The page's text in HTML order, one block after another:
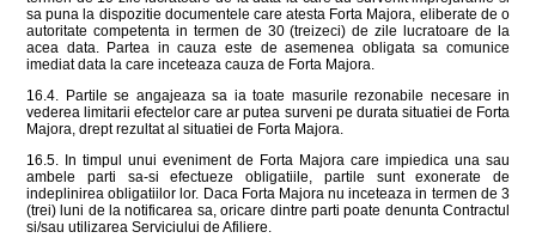
sa puna la dispozitie documentele care atesta Forta Majora, eliberate de o
autoritate competenta in termen de 30 (treizeci) de zile lucratoare de la
acea data. Partea in cauza este de asemenea obligata sa comunice
imediat data la care inceteaza cauza de Forta Majora.
16.4. Partile se angajeaza sa ia toate masurile rezonabile necesare in
vederea limitarii efectelor care ar putea surveni pe durata situatiei de Forta
Majora, drept rezultat al situatiei de Forta Majora.
16.5. In timpul unui eveniment de Forta Majora care impiedica una sau
ambele parti sa-si efectueze obligatiile, partile sunt exonerate de
indeplinirea obligatiilor lor. Daca Forta Majora nu inceteaza in termen de 3
(trei) luni de la notificarea sa, oricare dintre parti poate denunta Contractul
si/sau utilizarea Serviciului de Afiliere.